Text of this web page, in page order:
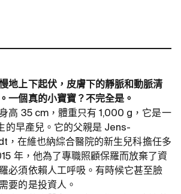
地上下起伏，皮膚下的靜脈和動脈清
一個真的小寶寶？不完全是。
高 35 cm，體重只有 1,000 g，它是一
的早產兒。它的父親是 Jens-
，在維也納綜合醫院的新生兒科擔任多
年，他為了專職照顧保羅而放棄了資
必須依賴人工呼吸。有時候它甚至臉
要的是投資人。